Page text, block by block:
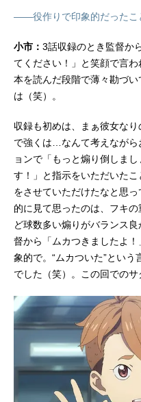
――役作りで印象的だったこ
小市： 3話収録のとき監督か
てください！」と笑顔で言
本を読んだ段階で薄々勘づ
は（笑）。
収録も初めは、まぁ彼女な
で強くは…なんて考えながら
ョンで「もっと煽り倒しま
す！」と指示をいただいた
をさせていただけたなと思
的に見て思ったのは、フキ
ど球数多い煽りがバランス
督から「ムカつきましたよ
象的で。“ムカついた”とい
でした（笑）。この回でのサ